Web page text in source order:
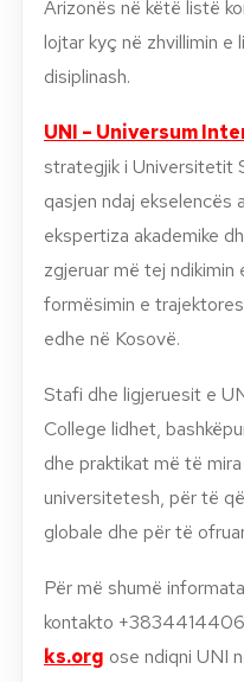
Arizonës në këtë listë
lojtar kyç në zhvillimin e
disiplinash.
UNI – Universum
strategjik i Universitetit
qasjen ndaj ekselencës
ekspertiza akademike
zgjeruar më tej ndikimin
formësimin e
edhe në Kosovë.
Stafi dhe ligjeruesit e
College lidhet,
dhe praktikat më të
universitetesh, për të
globale dhe për të
Për më shumë
kontakto
ks.org ose ndiqni UNI